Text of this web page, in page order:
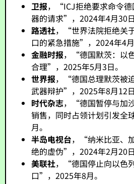
卫报，“ICJ拒绝要求命令
器的请求”，2024年4月30日
路透社，“世界法院拒绝关
口的紧急措施”，2024年4月
金融时报，“德国默茨：以
合理”，2025年5月3日。
世界报，“德国总理默茨被
武器辩护”，2025年8月12日
时代杂志，“德国暂停与加
销售，同时占领计划引发全
月。
半岛电视台，“纳米比亚、
绝的虚伪”，2024年2月20日
美联社，“德国停止向以色
口”，2025年8月。